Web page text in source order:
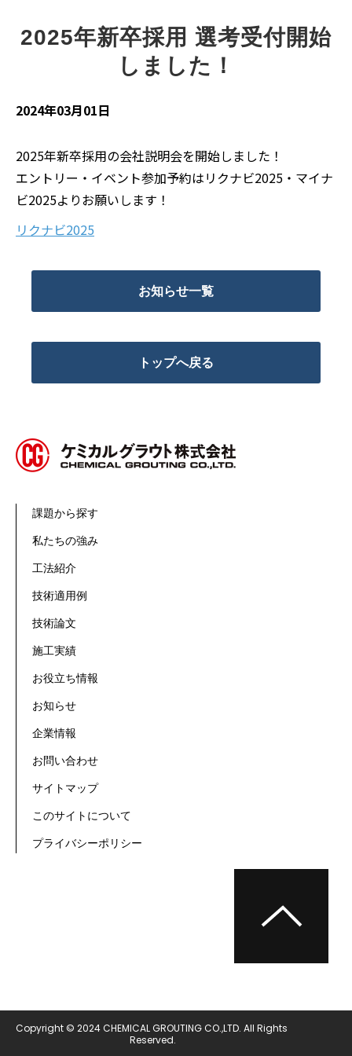
2025年新卒採用 選考受付開始
しました！
2024年03月01日
2025年新卒採用の会社説明会を開始しました！
エントリー・イベント参加予約はリクナビ2025・マイナ
ビ2025よりお願いします！
リクナビ2025
お知らせ一覧
トップへ戻る
課題から探す
私たちの強み
工法紹介
技術適用例
技術論文
施工実績
お役立ち情報
お知らせ
企業情報
お問い合わせ
サイトマップ
このサイトについて
プライバシーポリシー
Copyright © 2024 CHEMICAL GROUTING CO.,LTD. All Rights
Reserved.